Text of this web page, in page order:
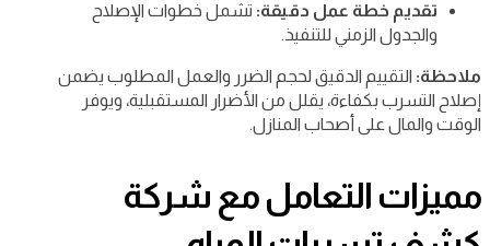
تقديم خطة عمل دقيقة: تشمل خطوات الإصلاح
والجدول الزمني للتنفيذ.
ملاحظة: التقييم الدقيق لحجم الضرر والعمل المطلوب يضمن
إصلاح التسرب بكفاءة، يقلل من الأضرار المستقبلية، ويوفر
الوقت والمال على أصحاب المنازل.
مميزات التعامل مع شركة